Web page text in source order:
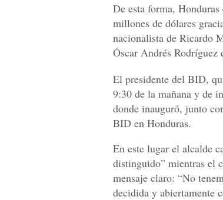
De esta forma,
millones de dólares
nacionalista de Ricardo
Óscar Andrés Rodríguez
El presidente del BID,
9:30 de la mañana y de
donde inauguró, junto
BID en Honduras.
En este lugar el alcalde
distinguido” mientras el
mensaje claro: “No
decidida y abiertamente